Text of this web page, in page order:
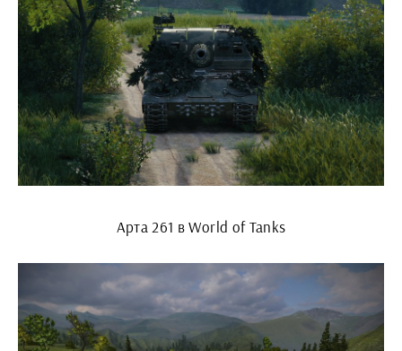
Арта 261 в World of Tanks